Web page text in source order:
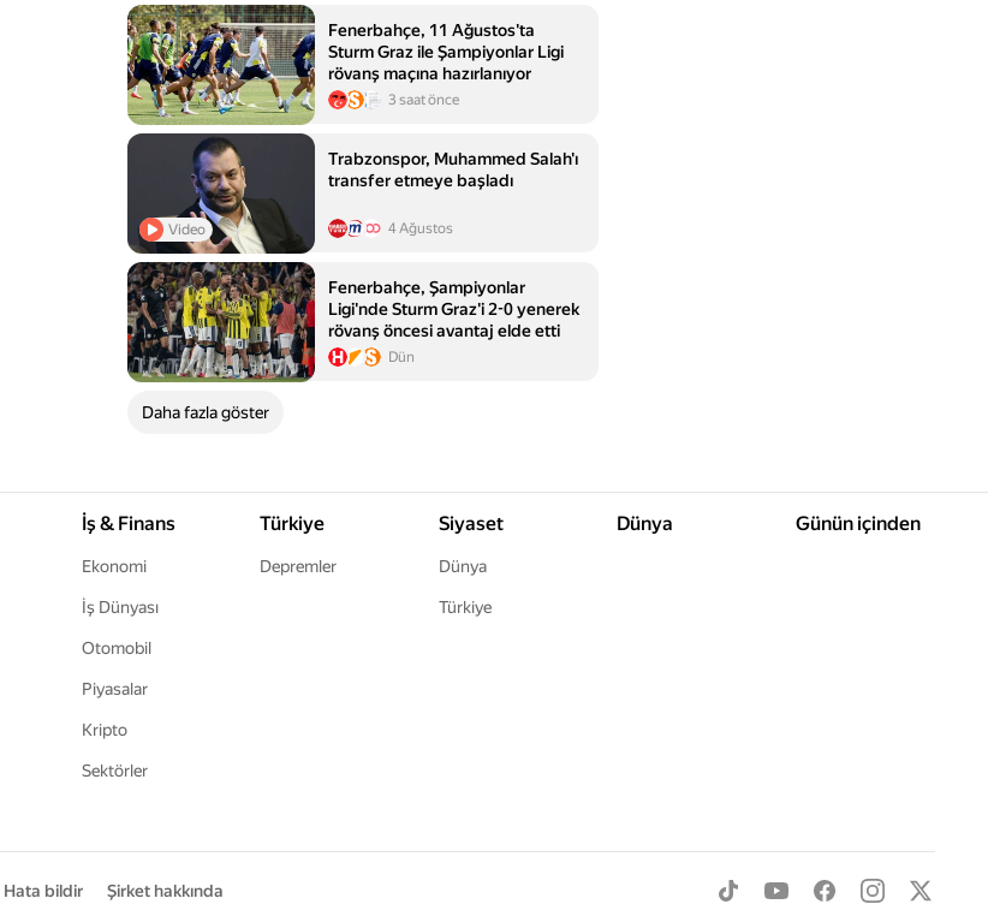
Fenerbahçe, 11 Ağustos'ta
Sturm Graz ile Şampiyonlar Ligi
rövanş maçına hazırlanıyor
3 saat önce
Video
Trabzonspor, Muhammed Salah'ı
transfer etmeye başladı
4 Ağustos
Fenerbahçe, Şampiyonlar
Ligi'nde Sturm Graz'i 2-0 yenerek
rövanş öncesi avantaj elde etti
Dün
Daha fazla göster
İş & Finans
Ekonomi
İş Dünyası
Otomobil
Piyasalar
Kripto
Sektörler
Türkiye
Depremler
Siyaset
Dünya
Türkiye
Dünya Günün içinden
Hata bildir Şirket hakkında